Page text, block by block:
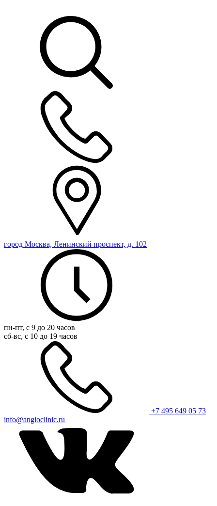
город Москва, Ленинский проспект, д. 102
пн-пт, с 9 до 20 часов
сб-вс, с 10 до 19 часов
+7 495 649 05 73
info@angioclinic.ru